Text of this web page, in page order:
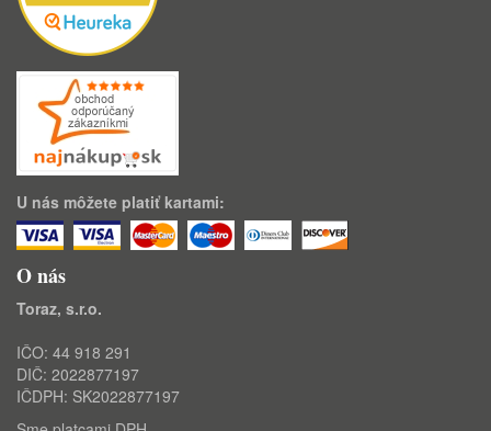
U nás môžete platiť kartami:
O nás
Toraz, s.r.o.
IČO: 44 918 291
DIČ: 2022877197
IČDPH: SK2022877197